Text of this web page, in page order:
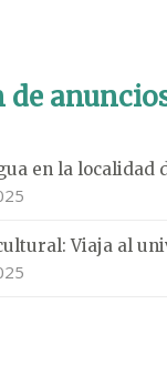
de
en la localidad
Viaja al